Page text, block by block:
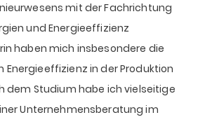
mit der Fachrichtung
und Energieeffizienz
haben mich insbesondere die
Energieeffizienz in der Produktion
dem Studium habe ich vielseitige
Unternehmensberatung im